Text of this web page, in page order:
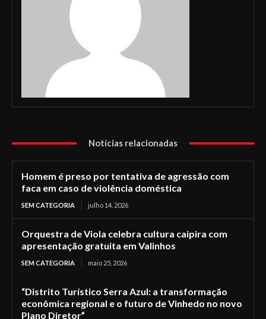
Notícias relacionadas
Homem é preso por tentativa de agressão com
faca em caso de violência doméstica
SEM CATEGORIA julho 14, 2026
Orquestra de Viola celebra cultura caipira com
apresentação gratuita em Valinhos
SEM CATEGORIA maio 25, 2026
“Distrito Turístico Serra Azul: a transformação
econômica regional e o futuro de Vinhedo no novo
Plano Diretor”